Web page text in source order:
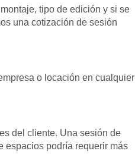
tipo de edición y si se
una cotización de sesión
o locación en cualquier
del cliente. Una sesión de
espacios podría requerir más